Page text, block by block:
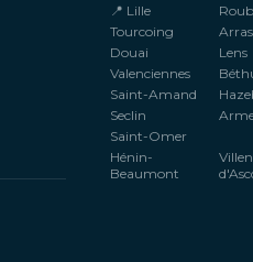
📍 Lille
Tourcoing
Arras
Douai
Lens
Valenciennes
Saint-Amand
Seclin
Saint-Omer
Hénin-
Beaumont